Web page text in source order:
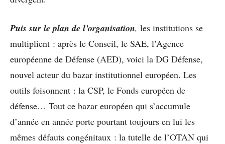
Puis sur le plan de l’organisation, les institutions se
multiplient : après le Conseil, le SAE, l’Agence
européenne de Défense (AED), voici la DG Défense,
nouvel acteur du bazar institutionnel européen. Les
outils foisonnent : la CSP, le Fonds européen de
défense… Tout ce bazar européen qui s’accumule
d’année en année porte pourtant toujours en lui les
mêmes défauts congénitaux : la tutelle de l’OTAN qui